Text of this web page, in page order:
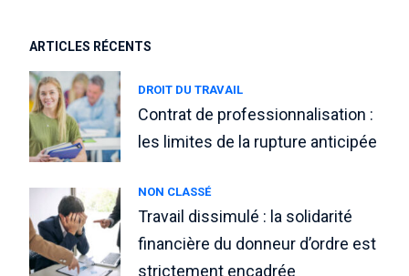
ARTICLES RÉCENTS
DROIT DU TRAVAIL
Contrat de professionnalisation :
les limites de la rupture anticipée
NON CLASSÉ
Travail dissimulé : la solidarité
financière du donneur d’ordre est
strictement encadrée